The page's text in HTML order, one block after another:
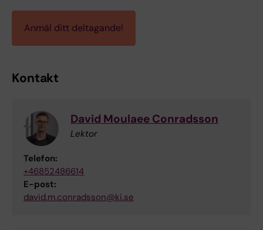
Anmäl ditt deltagande!
Kontakt
David Moulaee Conradsson
Lektor
Telefon:
+46852486614
E-post:
david.m.conradsson@ki.se